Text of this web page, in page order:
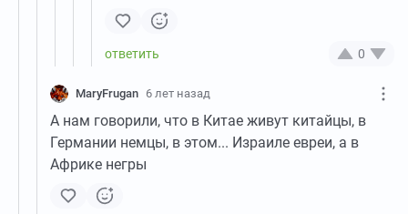
0
MaryFrugan 6 лет назад
А нам говорили, что в Китае живут китайцы, в
Германии немцы, в этом... Израиле евреи, а в
Африке негры